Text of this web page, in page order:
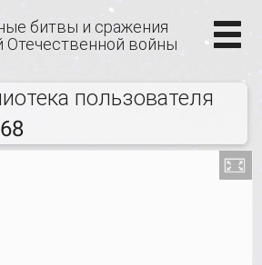
битвы и сражения
Отечественной войны
пользователя